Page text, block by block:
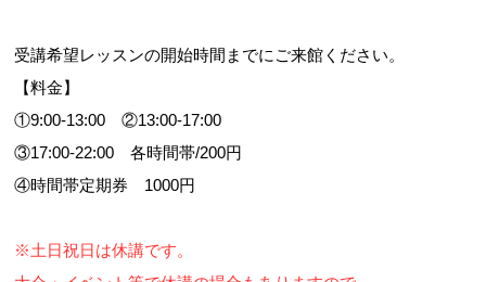
予約システムはこちら
施設の空き状況
受講希望レッスンの開始時間までにご来館ください。
【料金】
①9:00-13:00 ②13:00-17:00
③17:00-22:00 各時間帯/200円
④時間帯定期券 1000円
※土日祝日は休講です。